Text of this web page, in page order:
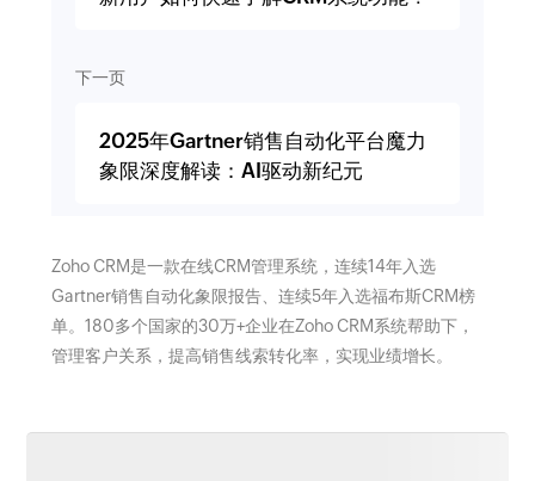
下一页
2025年Gartner销售自动化平台魔力
象限深度解读：AI驱动新纪元
Zoho CRM是一款在线CRM管理系统，连续14年入选
Gartner销售自动化象限报告、连续5年入选福布斯CRM榜
单。180多个国家的30万+企业在Zoho CRM系统帮助下，
管理客户关系，提高销售线索转化率，实现业绩增长。